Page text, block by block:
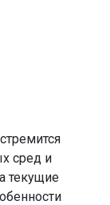
сред и
текущие